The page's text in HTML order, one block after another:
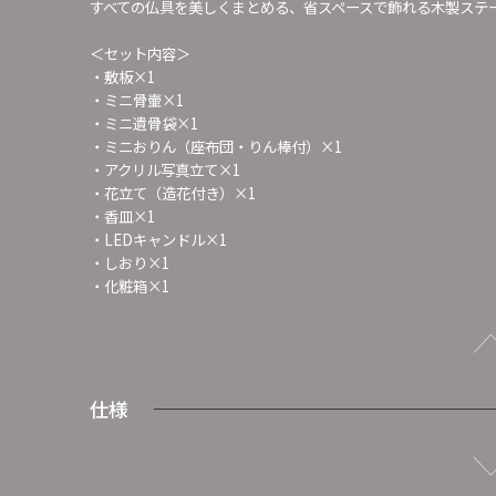
すべての仏具を美しくまとめる、省スペースで飾れる木製ステ
＜セット内容＞
・敷板×1
・ミニ骨壷×1
・ミニ遺骨袋×1
・ミニおりん（座布団・りん棒付）×1
・アクリル写真立て×1
・花立て（造花付き）×1
・香皿×1
・LEDキャンドル×1
・しおり×1
・化粧箱×1
仕様